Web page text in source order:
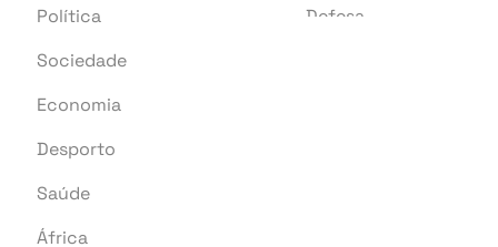
Política
Sociedade
Economia
Desporto
Saúde
África
Defesa